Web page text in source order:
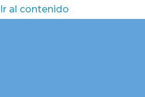
Ir al contenido